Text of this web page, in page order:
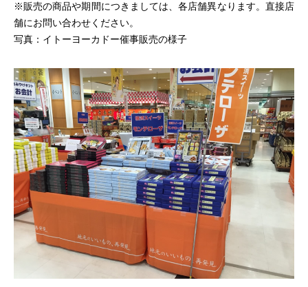
※販売の商品や期間につきましては、各店舗異なります。直接店
舗にお問い合わせください。
写真：イトーヨーカドー催事販売の様子